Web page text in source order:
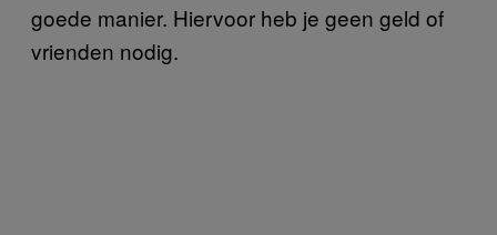
goede manier. Hiervoor heb je geen geld of
vrienden nodig.